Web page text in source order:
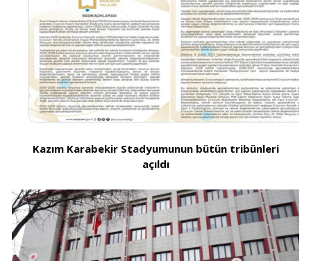
Kazım Karabekir Stadyumunun bütün tribünleri
açıldı